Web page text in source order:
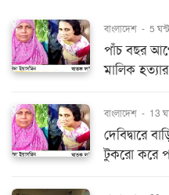
বাংলাদেশ - 5
পাঁচ বছর
মালিক
বাংলাদেশ - 13
দেবিদ্বারে
টুকরো করে